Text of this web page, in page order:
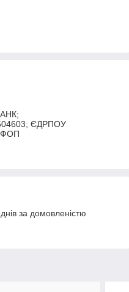
ЄДРПОУ
ФОП
за домовленістю